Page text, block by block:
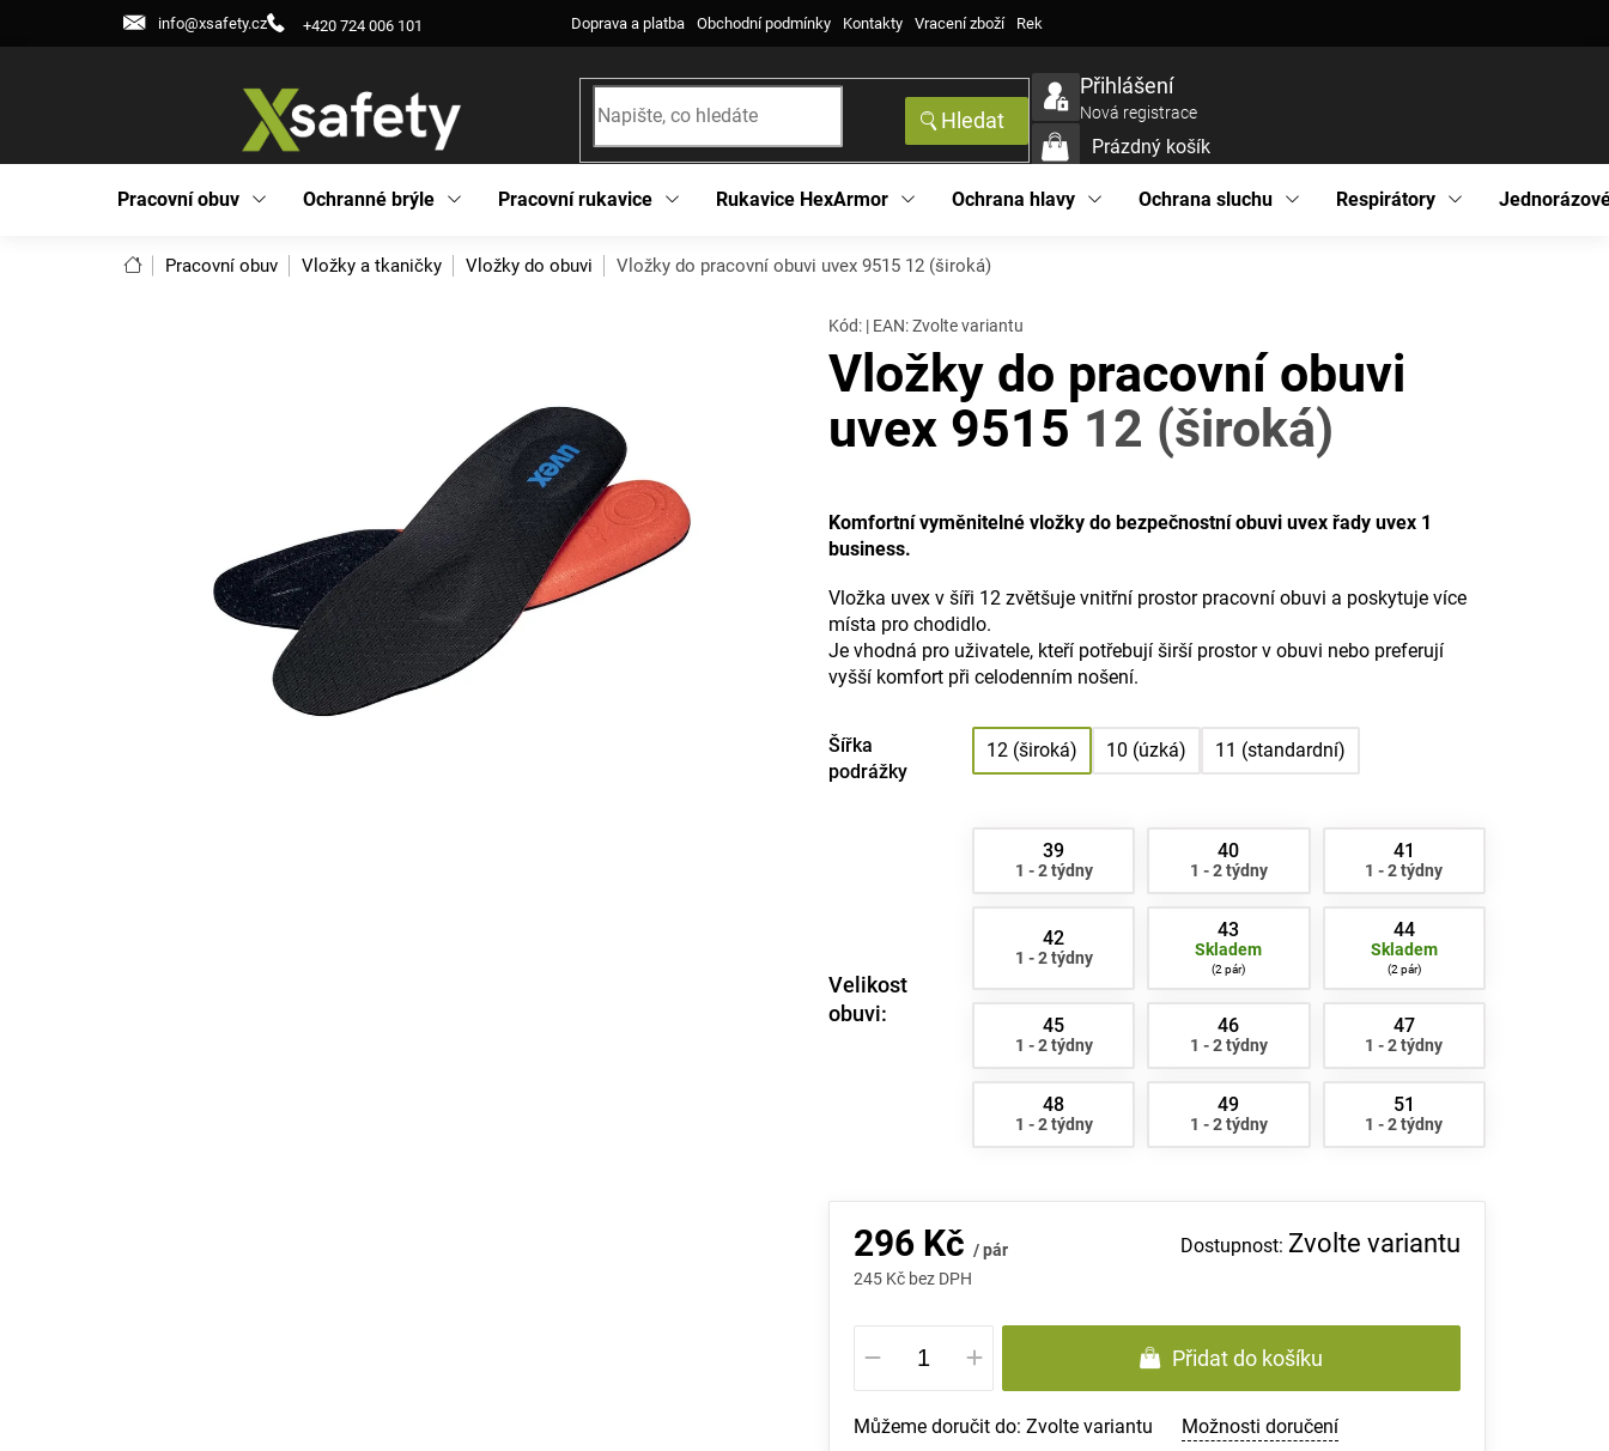
+420 724 006 101
info@xsafety.cz Doprava a platba Obchodní podmínky Kontakty Vracení zboží Reklamace zboží
Hledat
Přihlášení
Nová registrace
NÁKUPNÍ
KOŠÍK
Prázdný košík
Pracovní obuv Ochranné brýle Pracovní rukavice Rukavice HexArmor Ochrana hlavy Ochrana sluchu Respirátory
DomůPracovní obuv Vložky a tkaničky Vložky do obuvi Vložky do pracovní obuvi uvex 9515 12 (široká)
Vložky do pracovní obuvi
uvex 9515 12 (široká)
Kód: | EAN:Zvolte variantu
Komfortní vyměnitelné vložky do bezpečnostní obuvi uvex řady uvex 1
business.
Vložka uvex v šíři 12 zvětšuje vnitřní prostor pracovní obuvi a poskytuje více
místa pro chodidlo.
Je vhodná pro uživatele, kteří potřebují širší prostor v obuvi nebo preferují
vyšší komfort při celodenním nošení.
Šířka
podrážky
12 (široká) 10 (úzká) 11 (standardní)
Velikost
obuvi:
39
1 - 2 týdny
40
1 - 2 týdny
41
1 - 2 týdny
42
1 - 2 týdny
43
Skladem
2 pár
44
Skladem
2 pár
45
1 - 2 týdny
46
1 - 2 týdny
47
1 - 2 týdny
48
1 - 2 týdny
49
1 - 2 týdny
51
1 - 2 týdny
296 Kč / pár
245 Kč bez DPH
Měrná
cena:
Zvolte variantu
Přidat do košíku
Můžeme doručit do: Zvolte variantu Možnosti doručení